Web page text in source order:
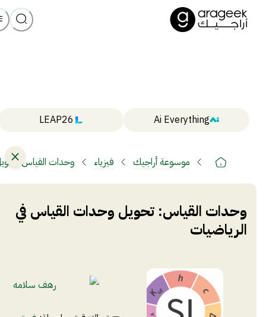
Ai Everything
LEAP26
موسوعة أراجيك فيزياء وحدات القياس:
وحدات القياس: تحويل وحدات القياس في
الرياضيات
رهف سلامه